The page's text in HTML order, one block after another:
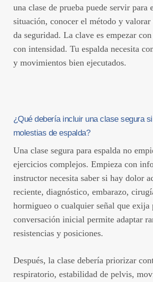
una clase de prueba puede servir para
situación, conocer el método y
da seguridad. La clave es empezar
con intensidad. Tu espalda necesita
y movimientos bien ejecutados.
¿Qué debería incluir una clase segura
molestias de espalda?
Una clase segura para espalda no
ejercicios complejos. Empieza con
instructor necesita saber si hay dolor
reciente, diagnóstico, embarazo,
hormigueo o cualquier señal que exija
conversación inicial permite adaptar
resistencias y posiciones.
Después, la clase debería priorizar
respiratorio, estabilidad de pelvis,